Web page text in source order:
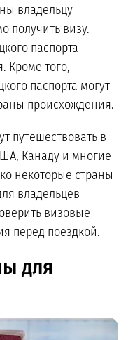
владельцу
получить визу.
паспорта
Кроме того,
паспорта могут
происхождения.
путешествовать в
Канаду и многие
некоторые страны
владельцев
визовые
перед поездкой.
для